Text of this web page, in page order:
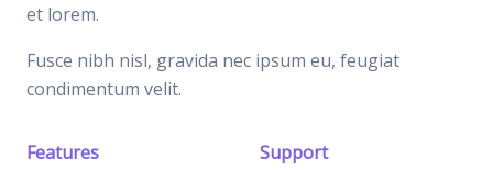
et lorem.
Fusce nibh nisl, gravida nec ipsum eu, feugiat
condimentum velit.
Features Support